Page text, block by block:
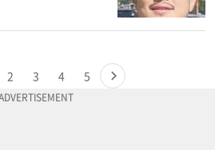
2 3 4 5